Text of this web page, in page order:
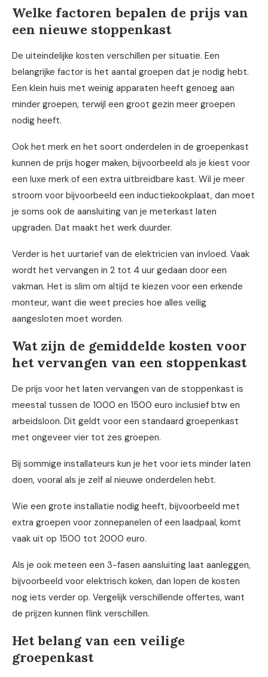
Welke factoren bepalen de prijs van
een nieuwe stoppenkast
De uiteindelijke kosten verschillen per situatie. Een
belangrijke factor is het aantal groepen dat je nodig hebt.
Een klein huis met weinig apparaten heeft genoeg aan
minder groepen, terwijl een groot gezin meer groepen
nodig heeft.
Ook het merk en het soort onderdelen in de groepenkast
kunnen de prijs hoger maken, bijvoorbeeld als je kiest voor
een luxe merk of een extra uitbreidbare kast. Wil je meer
stroom voor bijvoorbeeld een inductiekookplaat, dan moet
je soms ook de aansluiting van je meterkast laten
upgraden. Dat maakt het werk duurder.
Verder is het uurtarief van de elektricien van invloed. Vaak
wordt het vervangen in 2 tot 4 uur gedaan door een
vakman. Het is slim om altijd te kiezen voor een erkende
monteur, want die weet precies hoe alles veilig
aangesloten moet worden.
Wat zijn de gemiddelde kosten voor
het vervangen van een stoppenkast
De prijs voor het laten vervangen van de stoppenkast is
meestal tussen de 1000 en 1500 euro inclusief btw en
arbeidsloon. Dit geldt voor een standaard groepenkast
met ongeveer vier tot zes groepen.
Bij sommige installateurs kun je het voor iets minder laten
doen, vooral als je zelf al nieuwe onderdelen hebt.
Wie een grote installatie nodig heeft, bijvoorbeeld met
extra groepen voor zonnepanelen of een laadpaal, komt
vaak uit op 1500 tot 2000 euro.
Als je ook meteen een 3-fasen aansluiting laat aanleggen,
bijvoorbeeld voor elektrisch koken, dan lopen de kosten
nog iets verder op. Vergelijk verschillende offertes, want
de prijzen kunnen flink verschillen.
Het belang van een veilige
groepenkast